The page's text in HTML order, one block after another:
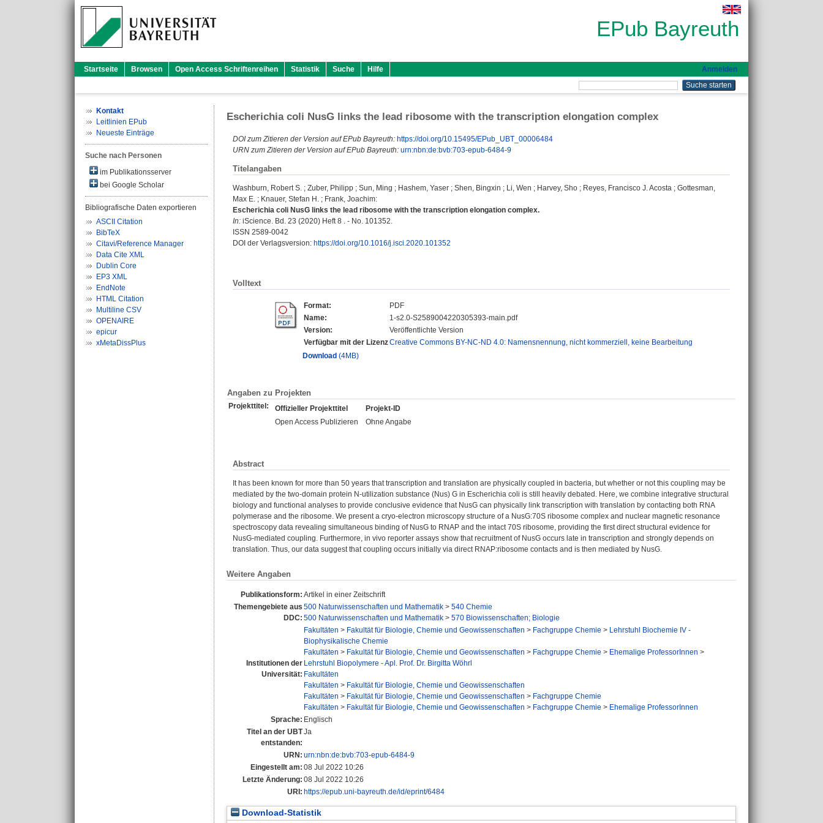
EPub Bayreuth
Startseite Browsen Open Access Schriftenreihen Statistik Suche Hilfe Anmelden
Kontakt
Leitlinien EPub
Neueste Einträge
Suche nach Personen
im Publikationsserver
bei Google Scholar
Bibliografische Daten exportieren
ASCII Citation
BibTeX
Citavi/Reference Manager
Data Cite XML
Dublin Core
EP3 XML
EndNote
HTML Citation
Multiline CSV
OPENAIRE
epicur
xMetaDissPlus
Escherichia coli NusG links the lead ribosome with the transcription elongation complex
DOI zum Zitieren der Version auf EPub Bayreuth: https://doi.org/10.15495/EPub_UBT_00006484
URN zum Zitieren der Version auf EPub Bayreuth: urn:nbn:de:bvb:703-epub-6484-9
Titelangaben
Washburn, Robert S. ; Zuber, Philipp ; Sun, Ming ; Hashem, Yaser ; Shen, Bingxin ; Li, Wen ; Harvey, Sho ; Reyes, Francisco J. Acosta ; Gottesman,
Max E. ; Knauer, Stefan H. ; Frank, Joachim:
Escherichia coli NusG links the lead ribosome with the transcription elongation complex.
In: iScience. Bd. 23 (2020) Heft 8 . - No. 101352.
ISSN 2589-0042
DOI der Verlagsversion: https://doi.org/10.1016/j.isci.2020.101352
Volltext
Format:
PDF
Name:
1-s2.0-S2589004220305393-main.pdf
Version:
Veröffentlichte Version
Verfügbar mit der LizenzCreative Commons BY-NC-ND 4.0: Namensnennung, nicht kommerziell, keine Bearbeitung
Download (4MB)
Angaben zu Projekten
Projekttitel: Offizieller Projekttitel
Projekt-ID
Open Access Publizieren
Ohne Angabe
Abstract
It has been known for more than 50 years that transcription and translation are physically coupled in bacteria, but whether or not this coupling may be
mediated by the two-domain protein N-utilization substance (Nus) G in Escherichia coli is still heavily debated. Here, we combine integrative structural
biology and functional analyses to provide conclusive evidence that NusG can physically link transcription with translation by contacting both RNA
polymerase and the ribosome. We present a cryo-electron microscopy structure of a NusG:70S ribosome complex and nuclear magnetic resonance
spectroscopy data revealing simultaneous binding of NusG to RNAP and the intact 70S ribosome, providing the first direct structural evidence for
NusG-mediated coupling. Furthermore, in vivo reporter assays show that recruitment of NusG occurs late in transcription and strongly depends on
translation. Thus, our data suggest that coupling occurs initially via direct RNAP:ribosome contacts and is then mediated by NusG.
Weitere Angaben
Publikationsform: Artikel in einer Zeitschrift
Themengebiete aus
DDC:
500 Naturwissenschaften und Mathematik > 540 Chemie
500 Naturwissenschaften und Mathematik > 570 Biowissenschaften; Biologie
Institutionen der
Universität:
Fakultäten > Fakultät für Biologie, Chemie und Geowissenschaften > Fachgruppe Chemie > Lehrstuhl Biochemie IV -
Biophysikalische Chemie
Fakultäten > Fakultät für Biologie, Chemie und Geowissenschaften > Fachgruppe Chemie > Ehemalige ProfessorInnen >
Lehrstuhl Biopolymere - Apl. Prof. Dr. Birgitta Wöhrl
Fakultäten
Fakultäten > Fakultät für Biologie, Chemie und Geowissenschaften
Fakultäten > Fakultät für Biologie, Chemie und Geowissenschaften > Fachgruppe Chemie
Fakultäten > Fakultät für Biologie, Chemie und Geowissenschaften > Fachgruppe Chemie > Ehemalige ProfessorInnen
Sprache: Englisch
Titel an der UBT
entstanden:
Ja
URN: urn:nbn:de:bvb:703-epub-6484-9
Eingestellt am: 08 Jul 2022 10:26
Letzte Änderung: 08 Jul 2022 10:26
URI: https://epub.uni-bayreuth.de/id/eprint/6484
Download-Statistik